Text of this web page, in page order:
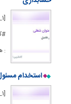
:
استخدام